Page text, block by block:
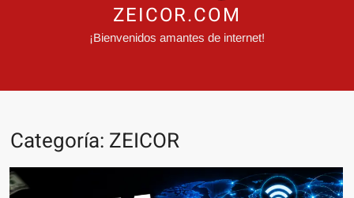
ZEICOR.COM
¡Bienvenidos amantes de internet!
Categoría: ZEICOR